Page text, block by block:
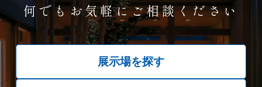
何でもお気軽にご相談ください
展示場を探す